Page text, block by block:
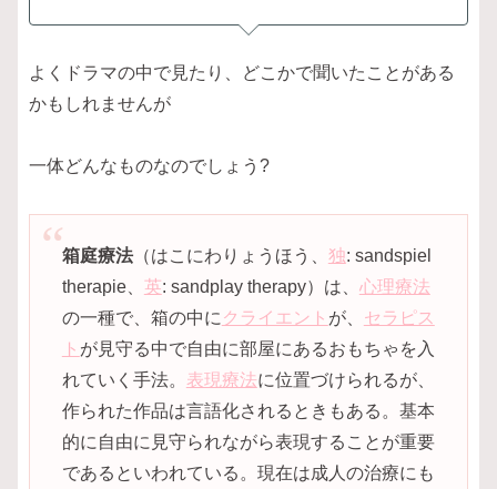
よくドラマの中で見たり、どこかで聞いたことがある
かもしれませんが
一体どんなものなのでしょう?
箱庭療法（はこにわりょうほう、 独: sandspiel
therapie、 英: sandplay therapy）は、 心理療法
の一種で、箱の中に クライエント が、 セラピス
ト が見守る中で自由に部屋にあるおもちゃを入
れていく手法。 表現療法に位置づけられるが、
作られた作品は言語化されるときもある。基本
的に自由に見守られながら表現することが重要
であるといわれている。現在は成人の治療にも